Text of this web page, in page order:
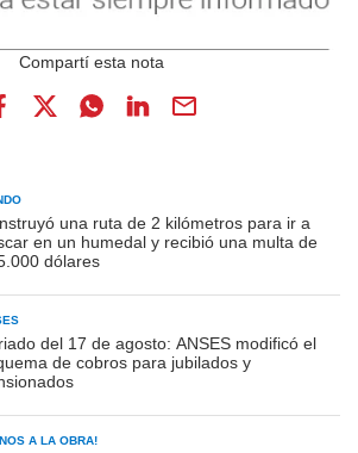
una ruta de 2 kilómetros para ir a
en un humedal y recibió una multa de
dólares
del 17 de agosto: ANSES modificó el
de cobros para jubilados y
A LA OBRA!